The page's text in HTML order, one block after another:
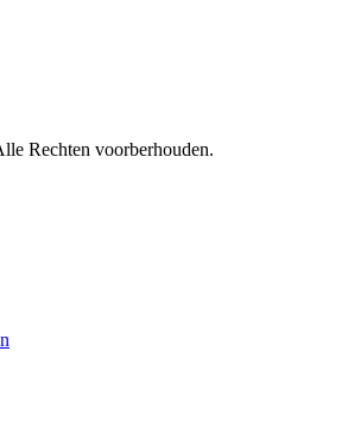
Rechten voorberhouden.